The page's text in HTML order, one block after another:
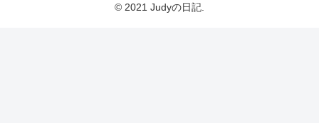
© 2021 Judyの日記.